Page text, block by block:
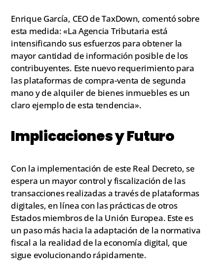
Enrique García, CEO de TaxDown, comentó sobre
esta medida: «La Agencia Tributaria está
intensificando sus esfuerzos para obtener la
mayor cantidad de información posible de los
contribuyentes. Este nuevo requerimiento para
las plataformas de compra-venta de segunda
mano y de alquiler de bienes inmuebles es un
claro ejemplo de esta tendencia».
Implicaciones y Futuro
Con la implementación de este Real Decreto, se
espera un mayor control y fiscalización de las
transacciones realizadas a través de plataformas
digitales, en línea con las prácticas de otros
Estados miembros de la Unión Europea. Este es
un paso más hacia la adaptación de la normativa
fiscal a la realidad de la economía digital, que
sigue evolucionando rápidamente.